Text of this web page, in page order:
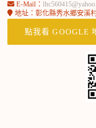
E-Mail：
地址：彰化縣秀水鄉安溪
點我看 GOOGLE